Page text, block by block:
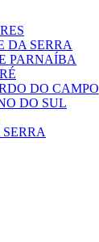
DA SERRA
PARNAÍBA
DO CAMPO
DO SUL